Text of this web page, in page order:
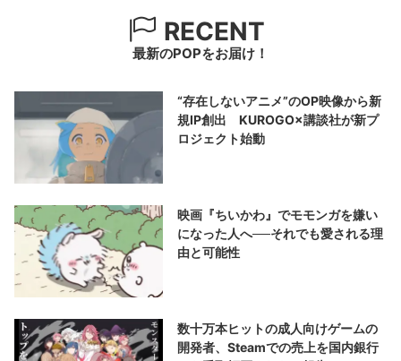
RECENT
最新のPOPをお届け！
“存在しないアニメ”のOP映像から新
規IP創出 KUROGO×講談社が新プ
ロジェクト始動
映画『ちいかわ』でモモンガを嫌い
になった人へ──それでも愛される理
由と可能性
数十万本ヒットの成人向けゲームの
開発者、Steamでの売上を国内銀行